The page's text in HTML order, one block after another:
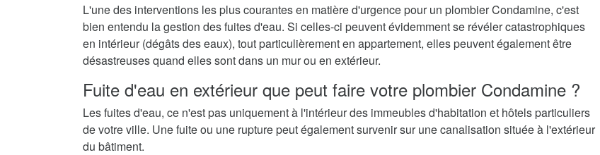
L'une des interventions les plus courantes en matière d'urgence pour un plombier Condamine, c'est
bien entendu la gestion des fuites d'eau. Si celles-ci peuvent évidemment se révéler catastrophiques
en intérieur (dégâts des eaux), tout particulièrement en appartement, elles peuvent également être
désastreuses quand elles sont dans un mur ou en extérieur.
Fuite d'eau en extérieur que peut faire votre plombier Condamine ?
Les fuites d'eau, ce n'est pas uniquement à l'intérieur des immeubles d'habitation et hôtels particuliers
de votre ville. Une fuite ou une rupture peut également survenir sur une canalisation située à l'extérieur
du bâtiment.